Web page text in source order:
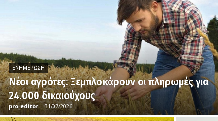
ΕΝΗΜΈΡΩΣΗ
Νέοι αγρότες: Ξεμπλοκάρουν οι πληρωμές για
24.000 δικαιούχους
pro_editor - 31/07/2026